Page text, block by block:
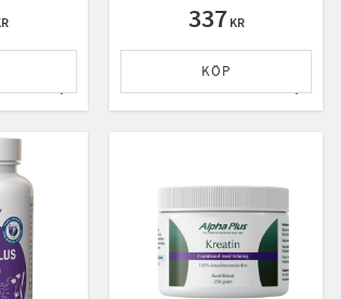
Lägg till i favoriter
337 KR
Lägg
KÖP